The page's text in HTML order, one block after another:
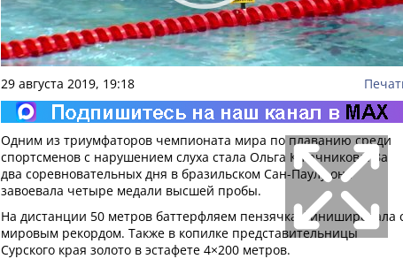
29 августа 2019, 19:18
Одним из триумфаторов чемпионата мира по плаванию среди
спортсменов с нарушением слуха стала Ольга Ключникова. За
два соревновательных дня в бразильском Сан-Паулу она
завоевала четыре медали высшей пробы.
На дистанции 50 метров баттерфляем пензячка финишировала
мировым рекордом. Также в копилке представительницы
Сурского края золото в эстафете 4×200 метров.